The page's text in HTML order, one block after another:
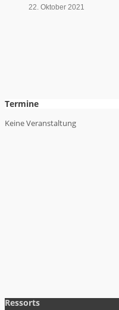
22. Oktober 2021
Termine
Keine Veranstaltung
Ressorts